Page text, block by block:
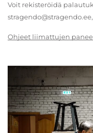
Voit rekisteröidä
Ohjeet liimattujen